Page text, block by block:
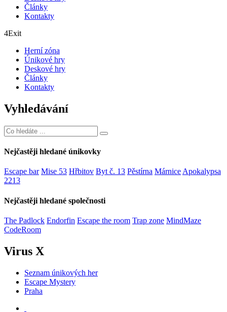
Články
Kontakty
4Exit
Herní zóna
Únikové hry
Deskové hry
Články
Kontakty
Vyhledávání
Nejčastěji hledané únikovky
Escape bar Mise 53 Hřbitov Byt č. 13 Pěstírna Márnice Apokalypsa
2213
Nejčastěji hledané společnosti
The Padlock Endorfin Escape the room Trap zone MindMaze
CodeRoom
Virus X
Seznam únikových her
Escape Mystery
Praha